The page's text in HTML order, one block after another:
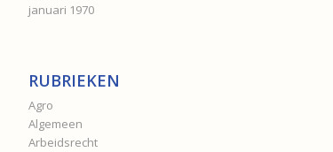
januari 1970
RUBRIEKEN
Agro
Algemeen
Arbeidsrecht